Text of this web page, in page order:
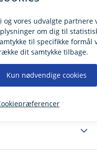
ændrer